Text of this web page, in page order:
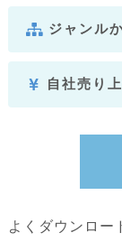
ジャンル
自社売り
よくダウンロー